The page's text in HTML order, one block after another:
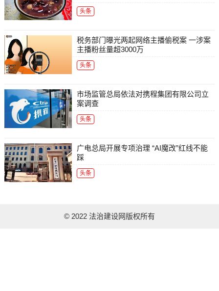
头条
税务部门曝光两起网络主播偷税案 一涉案
主播粉丝量超3000万
头条
市场监管总局依法对携程集团有限公司立
案调查
头条
广电总局开展专项治理 “AI魔改”红线不能
踩
头条
© 2022 法治建设网版权所有